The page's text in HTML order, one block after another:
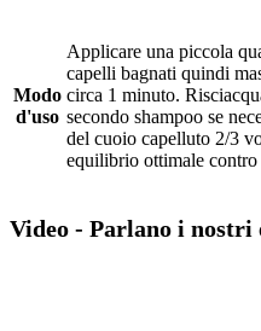
Modo
d'uso
Applicare una piccola
capelli bagnati quindi
circa 1 minuto.
secondo shampoo se
del cuoio capelluto 2/3
equilibrio ottimale contro
Video - Parlano i nostri